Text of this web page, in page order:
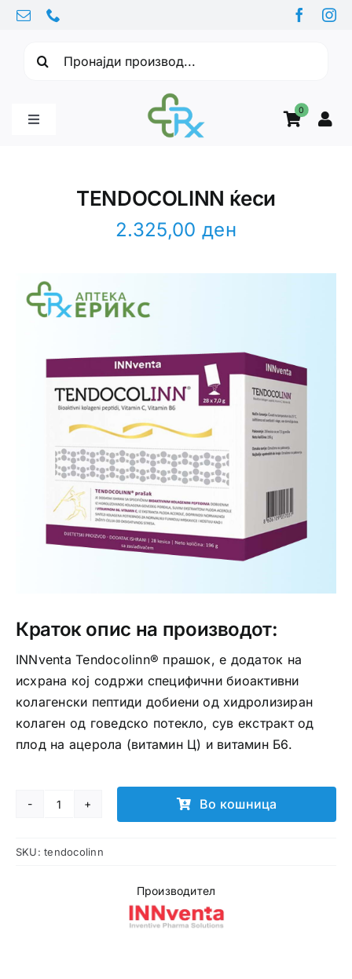
Skip
content
0
Toggle
Интимно здравје
Лична хигиена
Медицински апрати
Нега на кожа
TENDOCOLINN ќеси
2.325,00ден
Краток опис на производот:
INNventa Tendocolinn® прашок, е додаток на
исхрана кој содржи специфични биоактивни
колагенски пептиди добиени од хидролизиран
колаген од говедско потекло, сув екстракт од
плод на ацерола (витамин Ц) и витамин Б6.
TENDOCOLINN
количина
Во кошница
SKU:tendocolinn
Производител